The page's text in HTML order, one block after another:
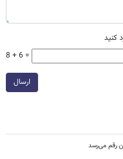
کنید
8 + 6 =
ارسال
رقم می‌رسد